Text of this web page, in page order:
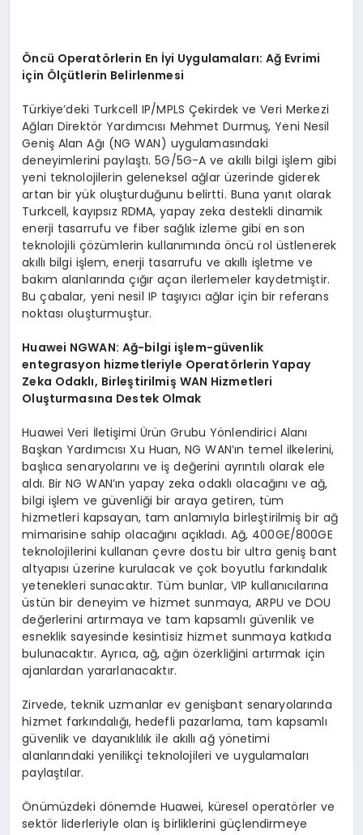
Öncü Operatörlerin En İyi Uygulamaları: Ağ Evrimi
için Ölçütlerin Belirlenmesi
Türkiye’deki Turkcell IP/MPLS Çekirdek ve Veri Merkezi
Ağları Direktör Yardımcısı Mehmet Durmuş, Yeni Nesil
Geniş Alan Ağı (NG WAN) uygulamasındaki
deneyimlerini paylaştı. 5G/5G-A ve akıllı bilgi işlem gibi
yeni teknolojilerin geleneksel ağlar üzerinde giderek
artan bir yük oluşturduğunu belirtti. Buna yanıt olarak
Turkcell, kayıpsız RDMA, yapay zeka destekli dinamik
enerji tasarrufu ve fiber sağlık izleme gibi en son
teknolojili çözümlerin kullanımında öncü rol üstlenerek
akıllı bilgi işlem, enerji tasarrufu ve akıllı işletme ve
bakım alanlarında çığır açan ilerlemeler kaydetmiştir.
Bu çabalar, yeni nesil IP taşıyıcı ağlar için bir referans
noktası oluşturmuştur.
Huawei NGWAN: Ağ-bilgi işlem-güvenlik
entegrasyon hizmetleriyle Operatörlerin Yapay
Zeka Odaklı, Birleştirilmiş WAN Hizmetleri
Oluşturmasına Destek Olmak
Huawei Veri İletişimi Ürün Grubu Yönlendirici Alanı
Başkan Yardımcısı Xu Huan, NG WAN’ın temel ilkelerini,
başlıca senaryolarını ve iş değerini ayrıntılı olarak ele
aldı. Bir NG WAN’ın yapay zeka odaklı olacağını ve ağ,
bilgi işlem ve güvenliği bir araya getiren, tüm
hizmetleri kapsayan, tam anlamıyla birleştirilmiş bir ağ
mimarisine sahip olacağını açıkladı. Ağ, 400GE/800GE
teknolojilerini kullanan çevre dostu bir ultra geniş bant
altyapısı üzerine kurulacak ve çok boyutlu farkındalık
yetenekleri sunacaktır. Tüm bunlar, VIP kullanıcılarına
üstün bir deneyim ve hizmet sunmaya, ARPU ve DOU
değerlerini artırmaya ve tam kapsamlı güvenlik ve
esneklik sayesinde kesintisiz hizmet sunmaya katkıda
bulunacaktır. Ayrıca, ağ, ağın özerkliğini artırmak için
ajanlardan yararlanacaktır.
Zirvede, teknik uzmanlar ev genişbant senaryolarında
hizmet farkındalığı, hedefli pazarlama, tam kapsamlı
güvenlik ve dayanıklılık ile akıllı ağ yönetimi
alanlarındaki yenilikçi teknolojileri ve uygulamaları
paylaştılar.
Önümüzdeki dönemde Huawei, küresel operatörler ve
sektör liderleriyle olan iş birliklerini güçlendirmeye